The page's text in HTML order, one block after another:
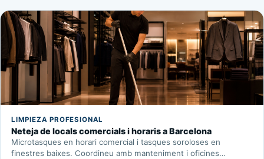
LIMPIEZA PROFESIONAL
Neteja de locals comercials i horaris a Barcelona
Microtasques en horari comercial i tasques soroloses en
finestres baixes. Coordineu amb manteniment i oficines…